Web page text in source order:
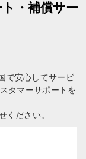
・補償サー
で安心してサービ
タマーサポートを
ください。